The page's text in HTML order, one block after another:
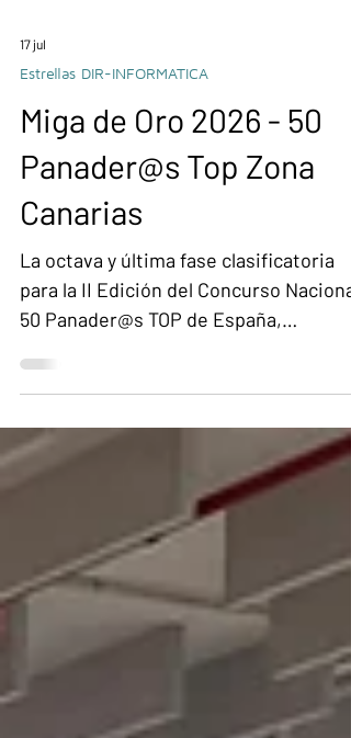
17 jul
Estrellas DIR-INFORMATICA
Miga de Oro 2026 - 50
Panader@s Top Zona
Canarias
La octava y última fase clasificatoria
para la II Edición del Concurso Nacional
Convento de Santo Domingo, en La